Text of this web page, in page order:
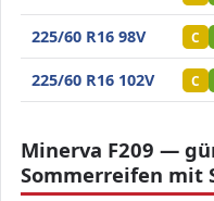
Minerva F209
225/60 R16 98V C
Minerva F209
225/60 R16 102V C
Minerva F209 —
Sommerreifen mit